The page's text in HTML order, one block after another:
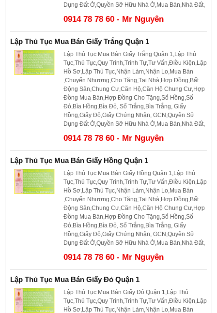
Dụng Đất Ở,Quyền Sỡ Hữu Nhà Ở,Mua Bán,Nhà Đất,
0914 78 78 60 - Mr Nguyên
Lập Thủ Tục Mua Bán Giấy Trắng Quận 1
Lập Thủ Tục Mua Bán Giấy Trắng Quận 1,Lập Thủ
Tục,Thủ Tục,Quy Trình,Trình Tự,Tư Vấn,Điều Kiện,Lập
Hồ Sơ,Lập Thủ Tục,Nhận Làm,Nhận Lo,Mua Bán
,Chuyển Nhượng,Cho Tặng,Tại Nhà,Hợp Đồng,Bất
Động Sản,Chung Cư,Căn Hộ,Căn Hộ Chung Cư,Hợp
Đồng Mua Bán,Hợp Đồng Cho Tặng,Sổ Hồng,Sổ
Đỏ,Bìa Hồng,Bìa Đỏ, Sổ Trắng,Bìa Trắng, Giấy
Hồng,Giấy Đỏ,Giấy Chứng Nhận, GCN,Quyền Sử
Dụng Đất Ở,Quyền Sỡ Hữu Nhà Ở,Mua Bán,Nhà Đất,
0914 78 78 60 - Mr Nguyên
Lập Thủ Tục Mua Bán Giấy Hồng Quận 1
Lập Thủ Tục Mua Bán Giấy Hồng Quận 1,Lập Thủ
Tục,Thủ Tục,Quy Trình,Trình Tự,Tư Vấn,Điều Kiện,Lập
Hồ Sơ,Lập Thủ Tục,Nhận Làm,Nhận Lo,Mua Bán
,Chuyển Nhượng,Cho Tặng,Tại Nhà,Hợp Đồng,Bất
Động Sản,Chung Cư,Căn Hộ,Căn Hộ Chung Cư,Hợp
Đồng Mua Bán,Hợp Đồng Cho Tặng,Sổ Hồng,Sổ
Đỏ,Bìa Hồng,Bìa Đỏ, Sổ Trắng,Bìa Trắng, Giấy
Hồng,Giấy Đỏ,Giấy Chứng Nhận, GCN,Quyền Sử
Dụng Đất Ở,Quyền Sỡ Hữu Nhà Ở,Mua Bán,Nhà Đất,
0914 78 78 60 - Mr Nguyên
Lập Thủ Tục Mua Bán Giấy Đỏ Quận 1
Lập Thủ Tục Mua Bán Giấy Đỏ Quận 1,Lập Thủ
Tục,Thủ Tục,Quy Trình,Trình Tự,Tư Vấn,Điều Kiện,Lập
Hồ Sơ,Lập Thủ Tục,Nhận Làm,Nhận Lo,Mua Bán